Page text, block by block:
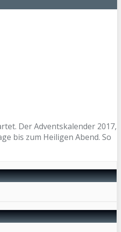
Der Adventskalender 2017,
bis zum Heiligen Abend. So